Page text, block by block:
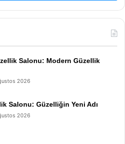
Salonu: Modern Güzellik
2026
Salonu: Güzelliğin Yeni Adı
2026